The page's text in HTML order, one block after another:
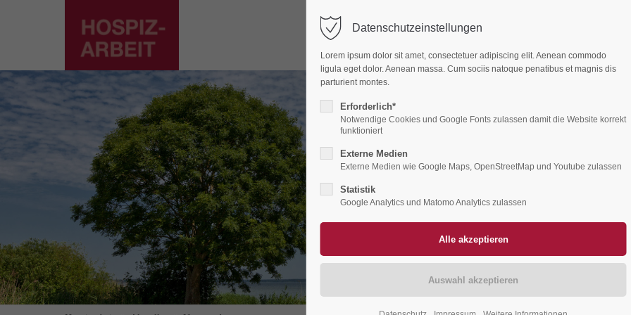
Login
Benutzername
Passwort
Anmelden
Register Lost your password?
Support
Lorem ipsum dolor sit amet:
24h
We offer support for our customers
Mon - Fri 8:00am - 5:00pm
Cybersteel Inc.
info@yourdomain.com
Home
Datenschutzeinstellungen
Lorem ipsum dolor sit amet, consectetuer adipiscing elit. Aenean commodo
ligula eget dolor. Aenean massa. Cum sociis natoque penatibus et magnis dis
parturient montes.
Erforderlich*
Notwendige Cookies und Google Fonts zulassen damit die Website korrekt
funktioniert
Externe Medien
Externe Medien wie Google Maps, OpenStreetMap und Youtube zulassen
Statistik
Google Analytics und Matomo Analytics zulassen